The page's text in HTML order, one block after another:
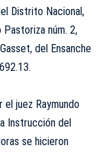
Distrito Nacional,
núm. 2,
del Ensanche
el juez Raymundo
Instrucción del
se hicieron